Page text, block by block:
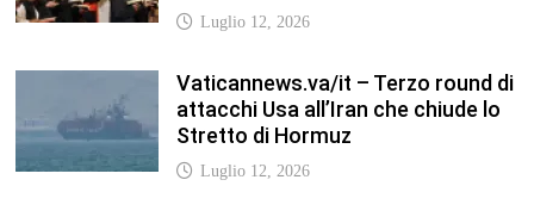
Luglio 12, 2026
Vaticannews.va/it – Terzo round di
attacchi Usa all’Iran che chiude lo
Stretto di Hormuz
Luglio 12, 2026